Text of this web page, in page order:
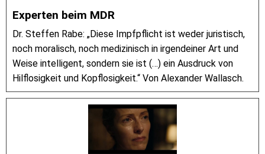
Experten beim MDR
Dr. Steffen Rabe: „Diese Impfpflicht ist weder juristisch,
noch moralisch, noch medizinisch in irgendeiner Art und
Weise intelligent, sondern sie ist (…) ein Ausdruck von
Hilflosigkeit und Kopflosigkeit.“ Von Alexander Wallasch.